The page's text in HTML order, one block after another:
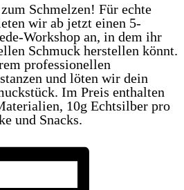
Schmelzen! Für echte
wir ab jetzt einen 5-
Workshop an, in dem ihr
Schmuck herstellen könnt.
professionellen
und löten wir dein
Im Preis enthalten
10g Echtsilber pro
und Snacks.